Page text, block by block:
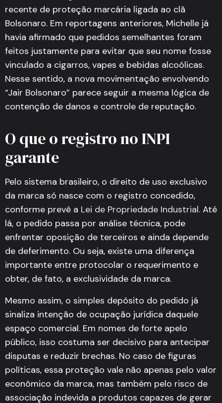
recente de proteção marcária ligada ao clã
Bolsonaro. Em reportagens anteriores, Michelle já
havia afirmado que pedidos semelhantes foram
feitos justamente para evitar que seu nome fosse
vinculado a cigarros, vapes e bebidas alcoólicas.
Nesse sentido, a nova movimentação envolvendo
“Jair Bolsonaro” parece seguir a mesma lógica de
contenção de danos e controle de reputação.
O que o registro no INPI
garante
Pelo sistema brasileiro, o direito de uso exclusivo
da marca só nasce com o registro concedido,
conforme prevê a Lei de Propriedade Industrial. Até
lá, o pedido passa por análise técnica, pode
enfrentar oposição de terceiros e ainda depende
de deferimento. Ou seja, existe uma diferença
importante entre protocolar o requerimento e
obter, de fato, a exclusividade da marca.
Mesmo assim, o simples depósito do pedido já
sinaliza intenção de ocupação jurídica daquele
espaço comercial. Em nomes de forte apelo
público, isso costuma ser decisivo para antecipar
disputas e reduzir brechas. No caso de figuras
políticas, essa proteção vale não apenas pelo valor
econômico da marca, mas também pelo risco de
associação indevida a produtos capazes de gerar